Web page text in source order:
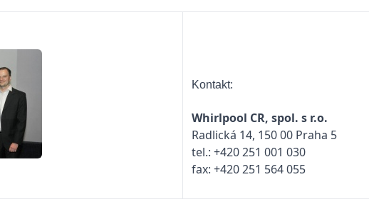
Kontakt:
Whirlpool CR, spol. s r.o.
Radlická 14, 150 00 Praha 5
tel.: +420 251 001 030
fax: +420 251 564 055